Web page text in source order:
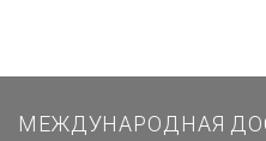
МЕЖДУНАРОДНАЯ